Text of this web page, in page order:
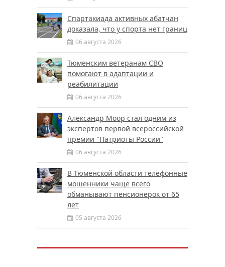
Спартакиада активных абатчан
доказала, что у спорта нет границ
06 августа 2026
Тюменским ветеранам СВО
помогают в адаптации и
реабилитации
06 августа 2026
Александр Моор стал одним из
экспертов первой всероссийской
премии "Патриоты России"
06 августа 2026
В Тюменской области телефонные
мошенники чаще всего
обманывают пенсионерок от 65
лет
05 августа 2026